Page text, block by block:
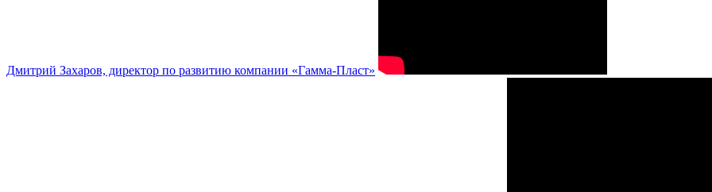
Дмитрий Захаров, директор по развитию компании «Гамма-Пласт»